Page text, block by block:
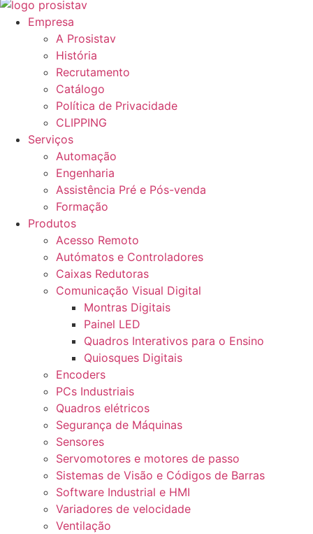
Empresa
A Prosistav
História
Recrutamento
Catálogo
Política de Privacidade
CLIPPING
Serviços
Automação
Engenharia
Assistência Pré e Pós-venda
Formação
Produtos
Acesso Remoto
Autómatos e Controladores
Caixas Redutoras
Comunicação Visual Digital
Montras Digitais
Painel LED
Quadros Interativos para o Ensino
Quiosques Digitais
Encoders
PCs Industriais
Quadros elétricos
Segurança de Máquinas
Sensores
Servomotores e motores de passo
Sistemas de Visão e Códigos de Barras
Software Industrial e HMI
Variadores de velocidade
Ventilação